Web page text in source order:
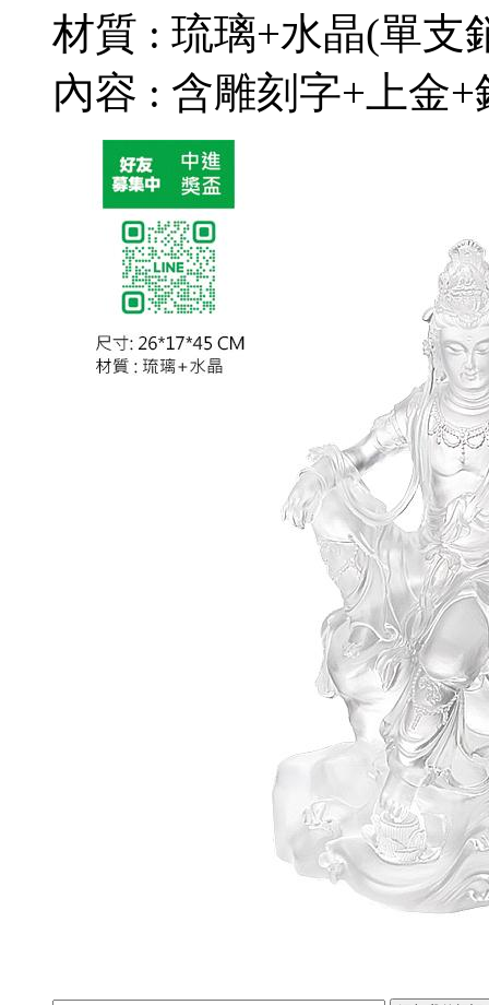
材質 : 琉璃+水晶(單支
內容 : 含雕刻字+上金